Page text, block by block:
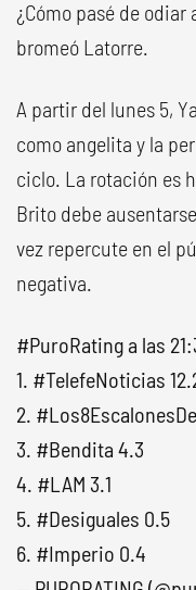
¿Cómo pasé de
bromeó Latorre.
A partir del lunes 5,
como angelita y la
ciclo. La rotación es
Brito debe
vez repercute en el
negativa.
#PuroRating a las
1. #TelefeNoticias
2.
3. #Bendita 4.3
4. #LAM 3.1
5. #Desiguales 0.5
6. #Imperio 0.4